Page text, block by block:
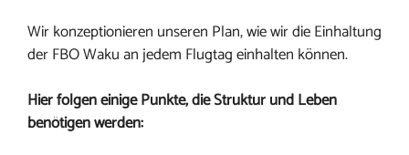
Wir konzeptionieren unseren Plan, wie wir die Einhaltung
der FBO Waku an jedem Flugtag einhalten können.
Hier folgen einige Punkte, die Struktur und Leben
benötigen werden: